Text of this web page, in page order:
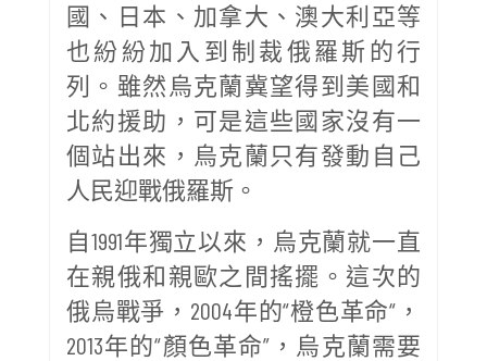
國、日本、加拿大、澳大利亞等
也紛紛加入到制裁俄羅斯的行
列。雖然烏克蘭冀望得到美國和
北約援助，可是這些國家沒有一
個站出來，烏克蘭只有發動自己
人民迎戰俄羅斯。
自1991年獨立以來，烏克蘭就一直
在親俄和親歐之間搖擺。這次的
俄烏戰爭，2004年的“橙色革命“，
2013年的“顏色革命”，烏克蘭需要